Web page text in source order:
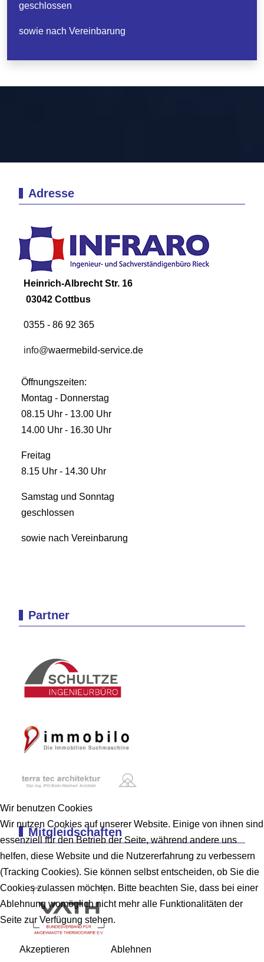
geschlossen
sowie nach Vereinbarung
Adresse
Heinrich-Albrecht Str. 16
03042 Cottbus
0355 - 86 92 365
info@waermebild-service.de
Öffnungszeiten:
Montag - Donnerstag
08.15 Uhr - 13.00 Uhr
14.00 Uhr - 16.30 Uhr
Freitag
8.15 Uhr - 14.30 Uhr
Samstag und Sonntag
geschlossen
sowie nach Vereinbarung
Partner
Mitgleidschaften
Wir benutzen Cookies
Wir nutzen Cookies auf unserer Website. Einige von ihnen sind
essenziell für den Betrieb der Seite, während andere uns
helfen, diese Website und die Nutzererfahrung zu verbessern
(Tracking Cookies). Sie können selbst entscheiden, ob Sie die
Cookies zulassen möchten. Bitte beachten Sie, dass bei einer
Ablehnung womöglich nicht mehr alle Funktionalitäten der
Seite zur Verfügung stehen.
Akzeptieren Ablehnen